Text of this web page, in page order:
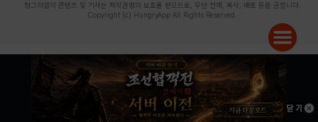
헝그리앱의 콘텐츠 및 기사는 저작권법의 보호를 받으므로, 무단 전재, 복사, 배포 등을 금합니다.
Copyright (c) HungryApp All Rights Reserved.